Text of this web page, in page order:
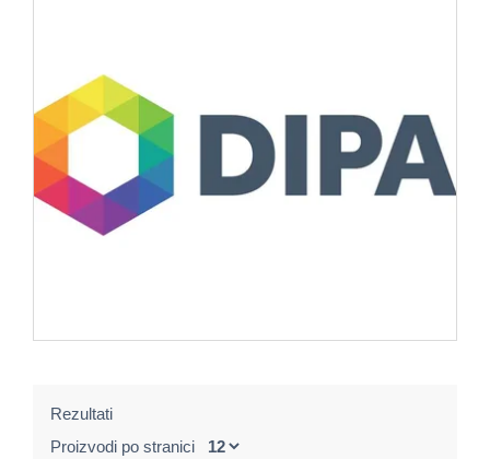
Rezultati
Proizvodi po stranici